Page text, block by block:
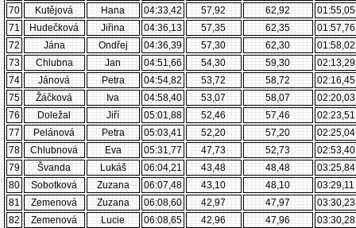
70
Kutějová Hana 04:33,42 57,92 62,92
01:55,05
71
Hudečková Jiřina 04:36,13 57,35 62,35
01:57,76
72
Jána Ondřej 04:36,39 57,30 62,30
01:58,02
73
Chlubna Jan 04:51,66 54,30 59,30
02:13,29
74
Jánová Petra 04:54,82 53,72 58,72
02:16,45
75
Žáčková Iva 04:58,40 53,07 58,07
02:20,03
76
Doležal Jiří 05:01,88 52,46 57,46
02:23,51
77
Pelánová Petra 05:03,41 52,20 57,20
02:25,04
78
Chlubnová Eva 05:31,77 47,73 52,73
02:53,40
79
Švanda Lukáš 06:04,21 43,48 48,48
03:25,84
80
Sobotková Zuzana 06:07,48 43,10 48,10
03:29,11
81
Zemenová Zuzana 06:08,60 42,97 47,97
03:30,23
82
Zemenová Lucie 06:08,65 42,96 47,96
03:30,28